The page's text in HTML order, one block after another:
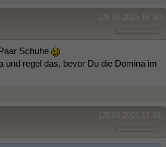
(28.04.2025 16:50)
Schuhe
und regel das, bevor Du die Domina im
(28.04.2025 17:03)